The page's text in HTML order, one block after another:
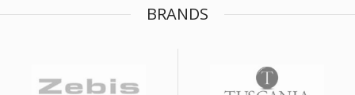
BRANDS